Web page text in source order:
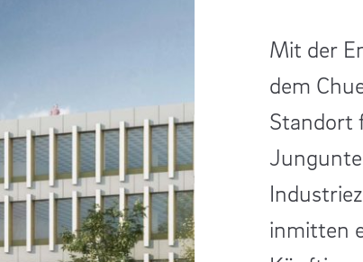
Das
Januar
neuen
Highlight
Mit der
dem
Standort
inmitten